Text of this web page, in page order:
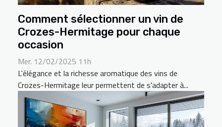
Comment sélectionner un vin de
Crozes-Hermitage pour chaque
occasion
Mer. 12/02/2025 11h
L'élégance et la richesse aromatique des vins de
Crozes-Hermitage leur permettent de s'adapter à...